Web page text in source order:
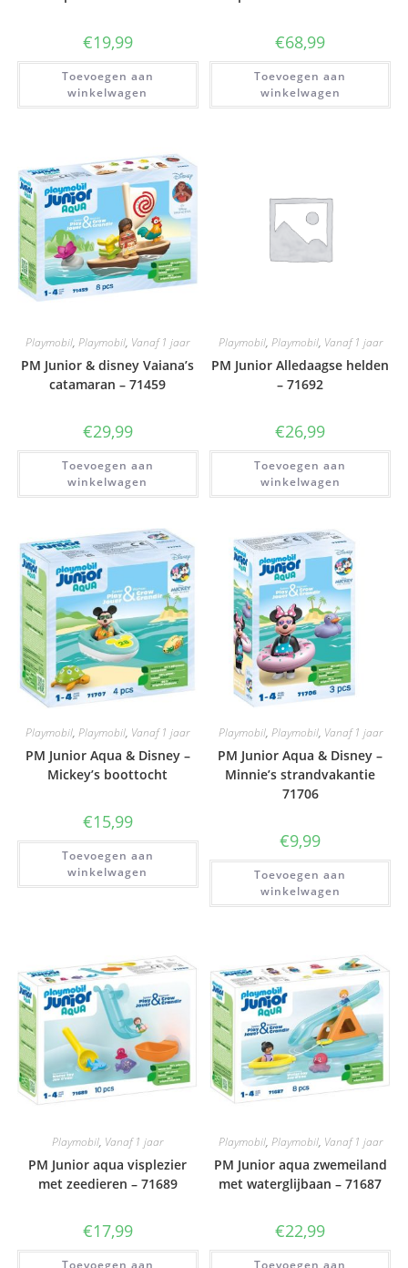
€19,99
Toevoegen aan
winkelwagen
€68,99
Toevoegen aan
winkelwagen
Playmobil,Playmobil, Vanaf 1 jaar
PM Junior & disney Vaiana’s
catamaran – 71459
€29,99
Toevoegen aan
winkelwagen
Playmobil, Playmobil, Vanaf 1 jaar
PM Junior Alledaagse helden
– 71692
€26,99
Toevoegen aan
winkelwagen
Playmobil,Playmobil, Vanaf 1 jaar
PM Junior Aqua & Disney –
Mickey’s boottocht
€15,99
Toevoegen aan
winkelwagen
Playmobil, Playmobil, Vanaf 1 jaar
PM Junior Aqua & Disney –
Minnie’s strandvakantie
71706
€9,99
Toevoegen aan
winkelwagen
Playmobil, Vanaf 1 jaar
PM Junior aqua visplezier
met zeedieren – 71689
€17,99
Toevoegen aan
Playmobil, Playmobil, Vanaf 1 jaar
PM Junior aqua zwemeiland
met waterglijbaan – 71687
€22,99
Toevoegen aan